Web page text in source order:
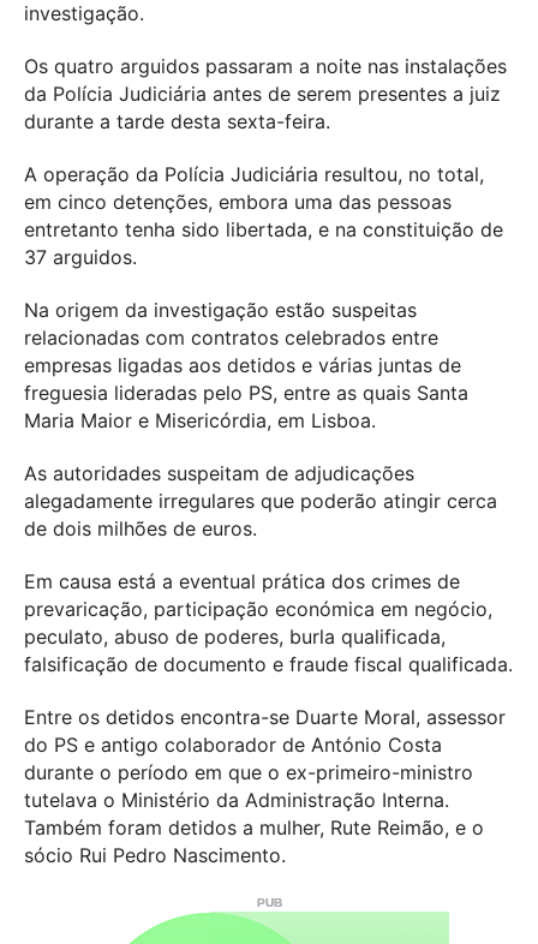
investigação.
Os quatro arguidos passaram a noite nas instalações
da Polícia Judiciária antes de serem presentes a juiz
durante a tarde desta sexta-feira.
A operação da Polícia Judiciária resultou, no total,
em cinco detenções, embora uma das pessoas
entretanto tenha sido libertada, e na constituição de
37 arguidos.
Na origem da investigação estão suspeitas
relacionadas com contratos celebrados entre
empresas ligadas aos detidos e várias juntas de
freguesia lideradas pelo PS, entre as quais Santa
Maria Maior e Misericórdia, em Lisboa.
As autoridades suspeitam de adjudicações
alegadamente irregulares que poderão atingir cerca
de dois milhões de euros.
Em causa está a eventual prática dos crimes de
prevaricação, participação económica em negócio,
peculato, abuso de poderes, burla qualificada,
falsificação de documento e fraude fiscal qualificada.
Entre os detidos encontra-se Duarte Moral, assessor
do PS e antigo colaborador de António Costa
durante o período em que o ex-primeiro-ministro
tutelava o Ministério da Administração Interna.
Também foram detidos a mulher, Rute Reimão, e o
sócio Rui Pedro Nascimento.